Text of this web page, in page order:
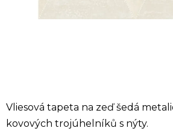
Vliesová tapeta na zeď šedá
kovových trojúhelníků s nýty.